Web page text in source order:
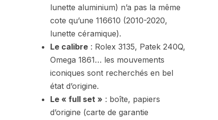
lunette aluminium) n’a pas la même
cote qu’une 116610 (2010-2020,
lunette céramique).
Le calibre: Rolex 3135, Patek 240Q,
Omega 1861… les mouvements
iconiques sont recherchés en bel
état d’origine.
Le « full set » : boîte, papiers
d’origine (carte de garantie